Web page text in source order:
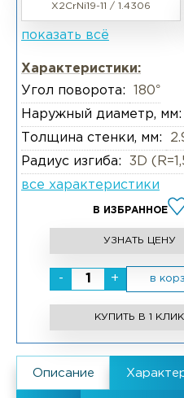
X2CrNi19-11 / 1.4306
показать всё
Характеристики:
Угол поворота:
180°
Наружный диаметр, мм:
Толщина стенки, мм:
Радиус изгиба:
3D
все характеристики
В ИЗБРАННОЕ
УЗНАТЬ ЦЕНУ
- + в
КУПИТЬ В 1 КЛИК